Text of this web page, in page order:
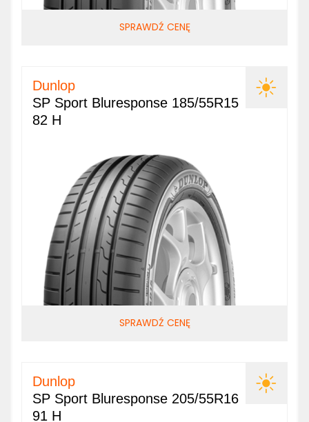
SPRAWDŹ CENĘ
Dunlop
SP Sport Bluresponse 185/55R15
82 H
SPRAWDŹ CENĘ
Dunlop
SP Sport Bluresponse 205/55R16
91 H